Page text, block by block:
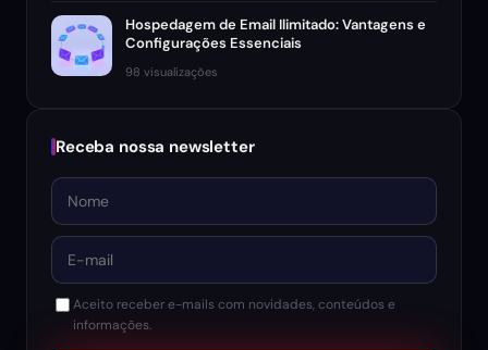
Hospedagem de Email Ilimitado: Vantagens e
Configurações Essenciais
98 visualizações
Receba nossa newsletter
Nome
E-mail
Aceito receber e-mails com novidades, conteúdos e
informações.